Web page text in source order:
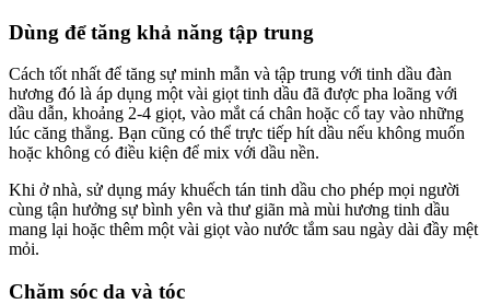
Dùng để tăng khả năng tập trung
Cách tốt nhất để tăng sự minh mẫn và tập trung với tinh dầu đàn
hương đó là áp dụng một vài giọt tinh dầu đã được pha loãng với
dầu dẫn, khoảng 2-4 giọt, vào mắt cá chân hoặc cổ tay vào những
lúc căng thẳng. Bạn cũng có thể trực tiếp hít dầu nếu không muốn
hoặc không có điều kiện để mix với dầu nền.
Khi ở nhà, sử dụng máy khuếch tán tinh dầu cho phép mọi người
cùng tận hưởng sự bình yên và thư giãn mà mùi hương tinh dầu
mang lại hoặc thêm một vài giọt vào nước tắm sau ngày dài đầy mệt
mỏi.
Chăm sóc da và tóc